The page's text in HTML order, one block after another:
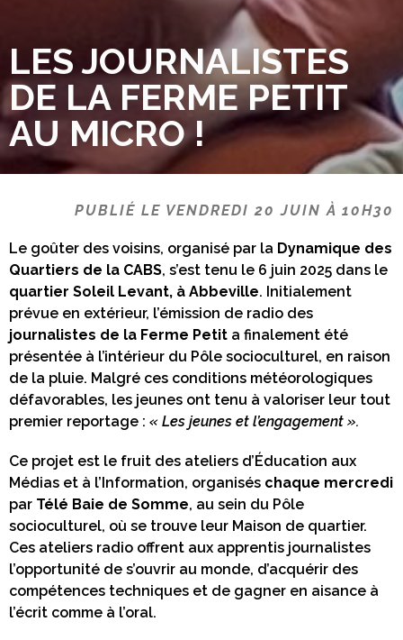
LES JOURNALISTES
DE LA FERME PETIT
AU MICRO !
PUBLIÉ LE VENDREDI 20 JUIN À 10H30
Le goûter des voisins, organisé par la Dynamique des
Quartiers de la CABS, s’est tenu le 6 juin 2025 dans le
quartier Soleil Levant, à Abbeville. Initialement
prévue en extérieur, l’émission de radio des
journalistes de la Ferme Petit a finalement été
présentée à l’intérieur du Pôle socioculturel, en raison
de la pluie. Malgré ces conditions météorologiques
défavorables, les jeunes ont tenu à valoriser leur tout
premier reportage : « Les jeunes et l’engagement ».
Ce projet est le fruit des ateliers d’Éducation aux
Médias et à l’Information, organisés chaque mercredi
par Télé Baie de Somme, au sein du Pôle
socioculturel, où se trouve leur Maison de quartier.
Ces ateliers radio offrent aux apprentis journalistes
l’opportunité de s’ouvrir au monde, d’acquérir des
compétences techniques et de gagner en aisance à
l’écrit comme à l’oral.